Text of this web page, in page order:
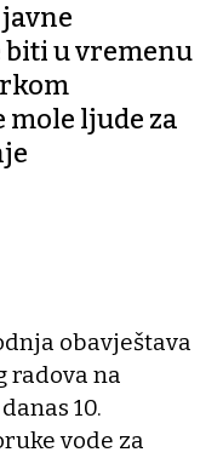
biti u vremenu
mole ljude za
obavještava
radova na
10.
vode za